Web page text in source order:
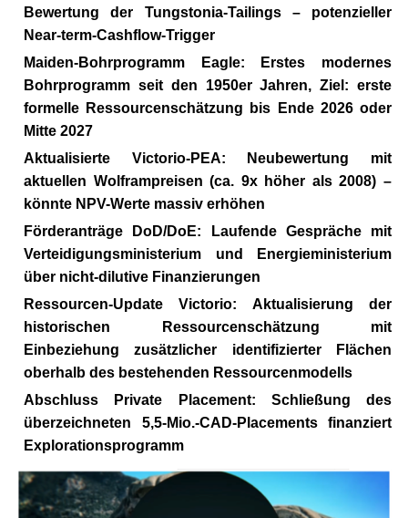
Bewertung der Tungstonia-Tailings – potenzieller
Near-term-Cashflow-Trigger
Maiden-Bohrprogramm Eagle:
Erstes modernes
Bohrprogramm seit den 1950er Jahren, Ziel: erste
formelle Ressourcenschätzung bis Ende 2026 oder
Mitte 2027
Aktualisierte Victorio-PEA:
Neubewertung mit
aktuellen Wolframpreisen (ca. 9x höher als 2008) –
könnte NPV-Werte massiv erhöhen
Förderanträge DoD/DoE:
Laufende Gespräche mit
Verteidigungsministerium und Energieministerium
über nicht-dilutive Finanzierungen
Ressourcen-Update Victorio: Aktualisierung der
historischen Ressourcenschätzung mit
Einbeziehung zusätzlicher identifizierter Flächen
oberhalb des bestehenden Ressourcenmodells
Abschluss Private Placement: Schließung des
überzeichneten 5,5-Mio.-CAD-Placements finanziert
Explorationsprogramm